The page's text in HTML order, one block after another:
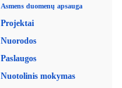
Asmens duomenų apsauga
Projektai
Nuorodos
Paslaugos
Nuotolinis mokymas